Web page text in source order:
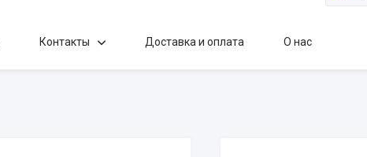
Контакты Доставка и оплата О нас